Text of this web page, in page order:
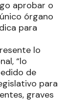
aprobar o
órgano
para
lo
“lo
de
para
graves